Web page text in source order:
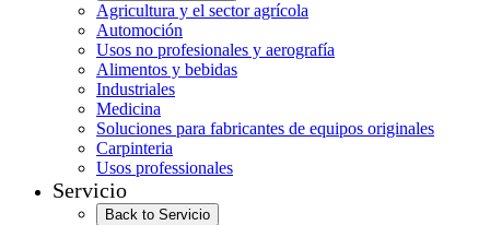
Agricultura y el sector agrícola
Automoción
Usos no profesionales y aerografía
Alimentos y bebidas
Industriales
Medicina
Soluciones para fabricantes de equipos originales
Carpinteria
Usos professionales
Servicio
Back to Servicio